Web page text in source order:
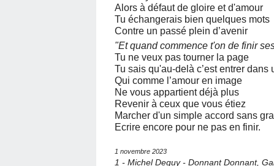
Alors à défaut de gloire et d'amour
Tu échangerais bien quelques mots
Contre un passé plein d’avenir
"Et quand commence t'on de finir
Tu ne veux pas tourner la page
Tu sais qu'au-delà c’est entrer dans
Qui comme l’amour en image
Ne vous appartient déjà plus
Revenir à ceux que vous étiez
Marcher d'un simple accord sans
Ecrire encore pour ne pas en finir.
1 novembre 2023
1 - Michel Deguy - Donnant Donnant,